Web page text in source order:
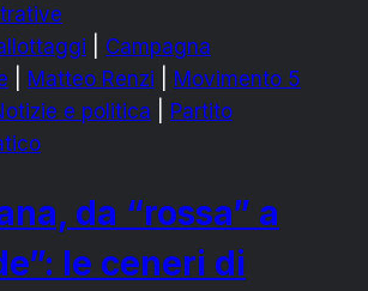
Campagna
Matteo Renzi
Movimento 5
e politica
Partito
da “rossa” a
le ceneri di